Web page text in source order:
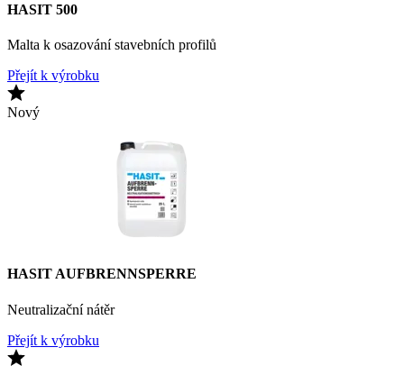
HASIT 500
Malta k osazování stavebních profilů
Přejít k výrobku
Nový
HASIT AUFBRENNSPERRE
Neutralizační nátěr
Přejít k výrobku